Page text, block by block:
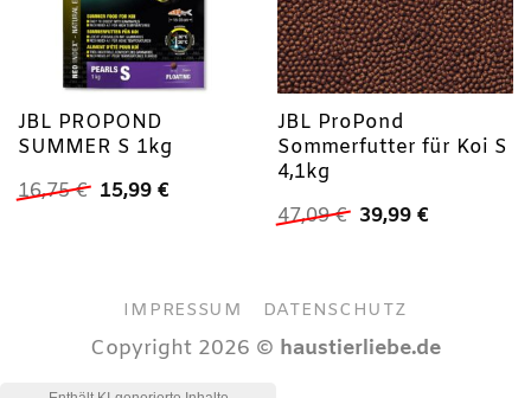
JBL PROPOND
SUMMER S 1kg
16,75€ Ursprünglicher
15,99 €Aktueller
JBL ProPond
Sommerfutter für Koi S
4,1kg
47,09€ Ursprünglicher
39,99 €Aktueller
IMPRESSUM DATENSCHUTZ
Copyright 2026 © haustierliebe.de